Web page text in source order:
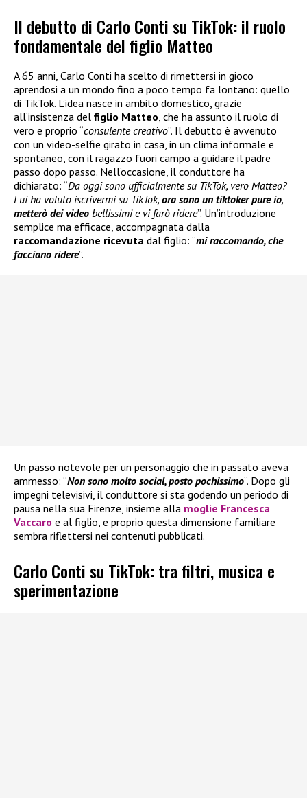
Il debutto di Carlo Conti su TikTok: il ruolo
fondamentale del figlio Matteo
A 65 anni, Carlo Conti ha scelto di rimettersi in gioco
aprendosi a un mondo fino a poco tempo fa lontano: quello
di TikTok. L’idea nasce in ambito domestico, grazie
all’insistenza del figlio Matteo, che ha assunto il ruolo di
vero e proprio “consulente creativo”. Il debutto è avvenuto
con un video-selfie girato in casa, in un clima informale e
spontaneo, con il ragazzo fuori campo a guidare il padre
passo dopo passo. Nell’occasione, il conduttore ha
dichiarato: “Da oggi sono ufficialmente su TikTok, vero Matteo?
Lui ha voluto iscrivermi su TikTok, ora sono un tiktoker pure io,
metterò dei video bellissimi e vi farò ridere”. Un’introduzione
semplice ma efficace, accompagnata dalla
raccomandazione ricevuta dal figlio: “mi raccomando, che
facciano ridere”.
Un passo notevole per un personaggio che in passato aveva
ammesso: “Non sono molto social, posto pochissimo”. Dopo gli
impegni televisivi, il conduttore si sta godendo un periodo di
pausa nella sua Firenze, insieme alla moglie Francesca
Vaccaro e al figlio, e proprio questa dimensione familiare
sembra riflettersi nei contenuti pubblicati.
Carlo Conti su TikTok: tra filtri, musica e
sperimentazione